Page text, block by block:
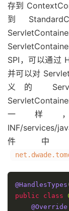
存到
到
SPI，可以通过
并可以对
义的
一样
INF/services/
件
@HandlesTypes
public
class
@Override